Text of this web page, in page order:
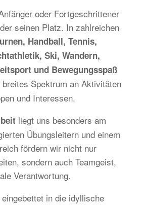
oder Fortgeschrittener
seinen Platz. In zahlreichen
Handball, Tennis,
Ski, Wandern,
und Bewegungsspaß
Spektrum an Aktivitäten
und Interessen.
liegt uns besonders am
Übungsleitern und einem
fördern wir nicht nur
sondern auch Teamgeist,
Verantwortung.
eingebettet in die idyllische